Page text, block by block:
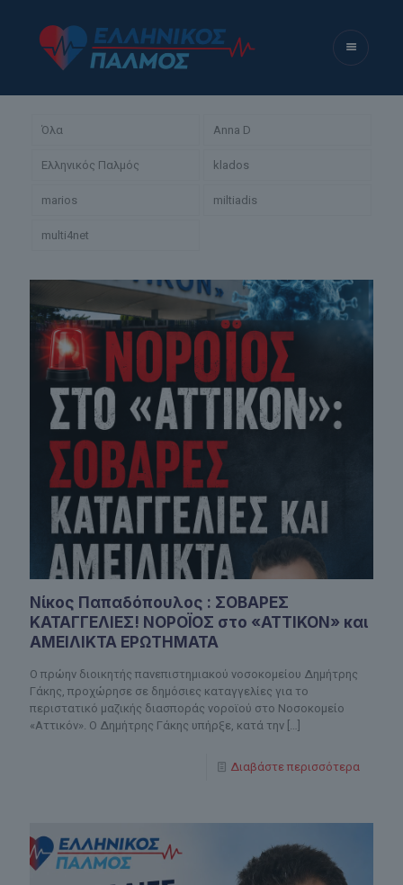
Όλα Anna D
Ελληνικός Παλμός klados
marios miltiadis
multi4net
Νίκος Παπαδόπουλος : ΣΟΒΑΡΕΣ
ΚΑΤΑΓΓΕΛΙΕΣ! ΝΟΡΟΪΟΣ στο «ΑΤΤΙΚΟΝ» και
ΑΜΕΙΛΙΚΤΑ ΕΡΩΤΗΜΑΤΑ
Ο πρώην διοικητής πανεπιστημιακού νοσοκομείου Δημήτρης
Γάκης, προχώρησε σε δημόσιες καταγγελίες για το
περιστατικό μαζικής διασποράς νοροϊού στο Νοσοκομείο
«Αττικόν». Ο Δημήτρης Γάκης υπήρξε, κατά την
Διαβάστε περισσότερα